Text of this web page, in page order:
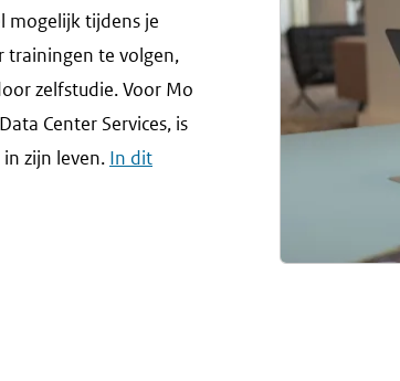
mogelijk tijdens je
te volgen,
zelfstudie. Voor Mo
Center Services, is
zijn leven. In dit